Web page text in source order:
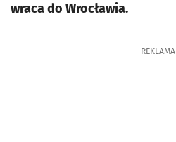
wraca do Wrocławia.
REKLAMA